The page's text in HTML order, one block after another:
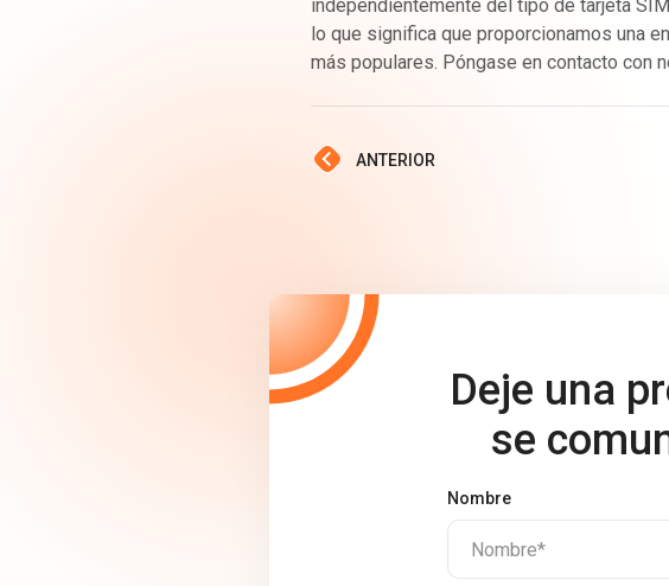
independientemente del tipo de tarjeta
lo que significa que proporcionamos una
más populares. Póngase en contacto con
ANTERIOR
Deje una
se
Nombre
Nombre*